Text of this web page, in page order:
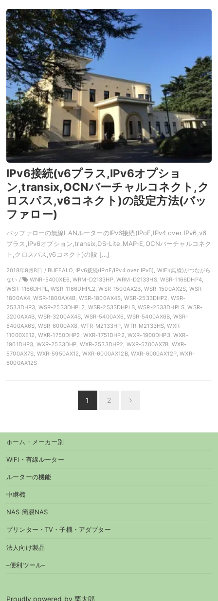
IPv6接続(v6プラス,IPv6オプショ
ン,transix,OCNバーチャルコネクト,ク
ロスパス,v6コネクト)の設定方法(バッ
ファロー)
バッファローの無線LANルーターのIPv6接続(IPoE,IPv4 over IPv6,v6
プラス,IPv6オプション,transix,DS-Lite,MAP-E,OCNバーチャルコネク
ト,クロスパス,v6コネクト)の設 […]
2018年9月8日 / BUFFALO, IPv6接続(IPoE/IPv4 over IPv6), WiFi(無線)がつながら
ない /
WNR-5400XE6, WRM-D2133HP, WRM-D2133HS, WSR-1166DHP4,
WSR-1166DHPL, WSR-1166DHPL2, WSR-1500AX2B, WSR-1500AX2S, WSR-
1800AX4, WSR-1800AX4B, WSR-1800AX4S, WSR-2533DHP2, WSR-
2533DHP3, WSR-2533DHPL2, WSR-2533DHPLB, WSR-2533DHPLS, WSR-
3200AX4B, WSR-3200AX4S, WSR-5400AX6, WSR-5400AX6B, WSR-
5400AX6S, WSR-6000AX8, WTR-M2133HP, WTR-M2133HS, WXR-
11000XE12, WXR-1750DHP2, WXR-1751DHP2, WXR-1900DHP3, WXR-
1901DHP3, WXR-2533DHP, WXR-2533DHP2, WXR-5700AX7B, WXR-
5700AX7S, WXR-5950AX12, WXR-6000AX12B, WXR-6000AX12P, WXR-
6000AX12S
稿
ビ
1 2 Next
ホーム・メーカー別
WiFi・有線ルーター
ルーターの機能
中継機
NAS 簡易NAS
プリンター・TV・子機・アダプター
法人向け製品
–便利ツール–
Proudly powered by 栗太郎